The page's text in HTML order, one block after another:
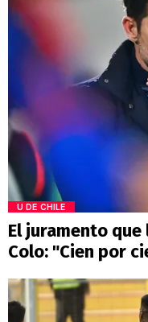
U DE CHILE
El juramento que
Colo: "Cien por